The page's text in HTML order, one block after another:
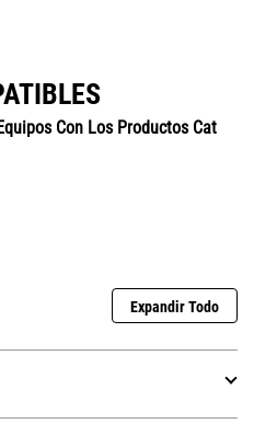
Con Los Productos Cat
Expandir Todo